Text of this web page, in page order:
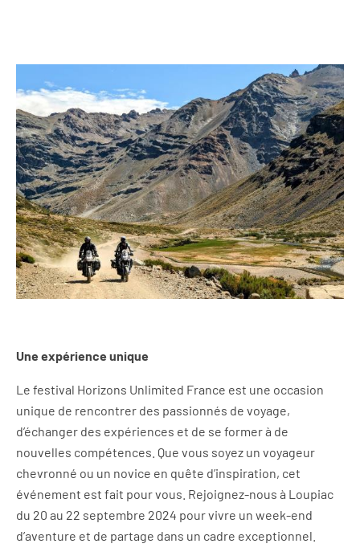
Une expérience unique
Le festival Horizons Unlimited France est une occasion
unique de rencontrer des passionnés de voyage,
d’échanger des expériences et de se former à de
nouvelles compétences. Que vous soyez un voyageur
chevronné ou un novice en quête d’inspiration, cet
événement est fait pour vous. Rejoignez-nous à Loupiac
du 20 au 22 septembre 2024 pour vivre un week-end
d’aventure et de partage dans un cadre exceptionnel.